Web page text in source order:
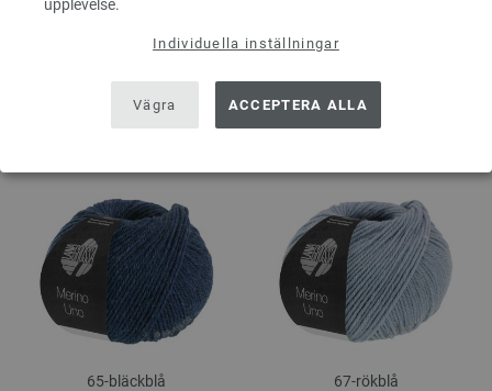
upplevelse.
Individuella inställningar
Vägra ACCEPTERA ALLA
59-bordeaux 60-petrol
65-bläckblå 67-rökblå